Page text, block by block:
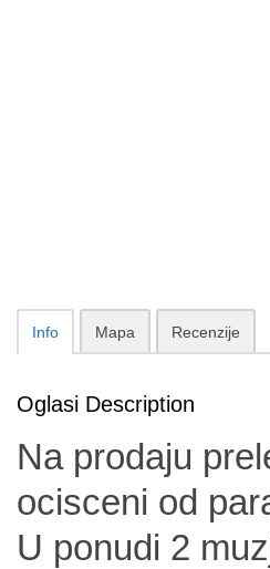
Info Mapa Recenzije
Oglasi Description
Na prodaju
ocisceni od
U ponudi 2